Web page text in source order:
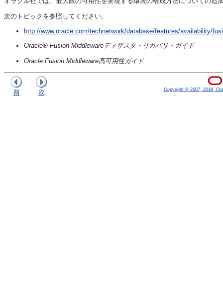
次のトピックを参照してください。
http://www.oracle.com/technetwork/database/features/availability/
Oracle® Fusion Middlewareディザスタ・リカバリ・ガイド
Oracle Fusion Middleware高可用性ガイド
前 次 Copyright © 2007, 2018,